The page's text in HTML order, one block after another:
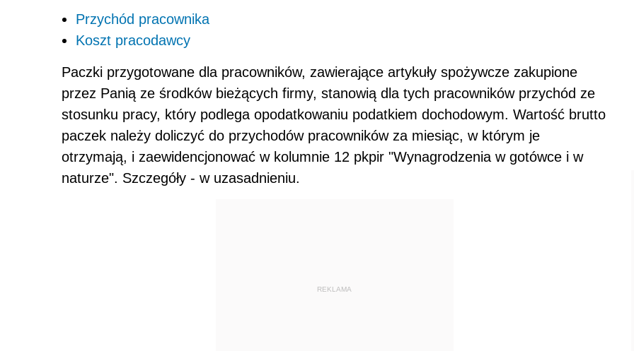
Przychód pracownika
Koszt pracodawcy
Paczki przygotowane dla pracowników, zawierające artykuły spożywcze zakupione
przez Panią ze środków bieżących firmy, stanowią dla tych pracowników przychód ze
stosunku pracy, który podlega opodatkowaniu podatkiem dochodowym. Wartość brutto
paczek należy doliczyć do przychodów pracowników za miesiąc, w którym je
otrzymają, i zaewidencjonować w kolumnie 12 pkpir "Wynagrodzenia w gotówce i w
naturze". Szczegóły - w uzasadnieniu.
REKLAMA